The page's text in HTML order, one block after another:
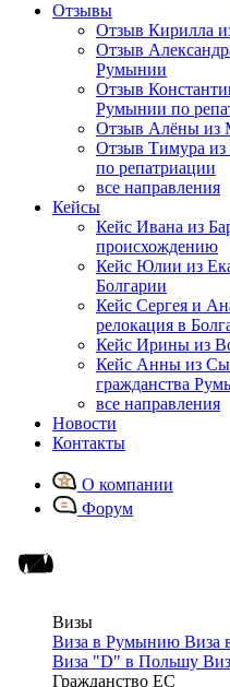
Отзывы
Отзыв Кирилла
Отзыв
Румынии
Отзыв
Румынии по
Отзыв Алёны из
Отзыв Тимура
по репатриации
все направления
Кейсы
Кейс Ивана из
происхождению
Кейс Юлии из
Болгарии
Кейс Сергея и
релокация в
Кейс Ирины из
Кейс Анны из
гражданства
все направления
Новости
Контакты
О компании
Форум
Визы
Виза в Румынию Виза
Виза "D" в Польшу
Гражданство ЕС